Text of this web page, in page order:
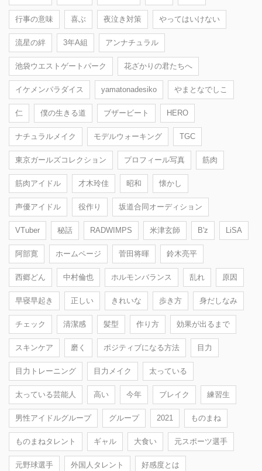
行事の意味 喜ぶ 夜泣き対策 やってはいけない
流星の絆 3年A組 アンナチュラル
池袋ウエストゲートパーク 花ざかりの君たちへ
イケメンパラダイス yamatonadesiko やまとなでしこ
仁 僕の生きる道 ブザービート HERO
ナチュラルメイク モデルウォーキング TGC
東京ガールズコレクション プロフィール写真 筋肉
筋肉アイドル 才木玲佳 昭和 懐かし
声優アイドル 役作り 坂道合同オーディション
VTuber 秘話 RADWIMPS 米津玄師 B'z LiSA
阿部寛 ホームページ 菅田将暉 鈴木亮平
西郷どん 中村倫也 ホルモンバランス 乱れ 原因
早寝早起き 正しい きれいな 歩き方 身だしなみ
チェック 清潔感 髪型 作り方 効果が出るまで
スキンケア 磨く ポジティブになる方法 目力
目力トレーニング 目力メイク 太っている
太っている芸能人 高い 今年 ブレイク 練習生
男性アイドルグループ グループ 2021 ものまね
ものまねタレント ギャル 大食い 元スポーツ選手
元野球選手 外国人タレント 好感度とは